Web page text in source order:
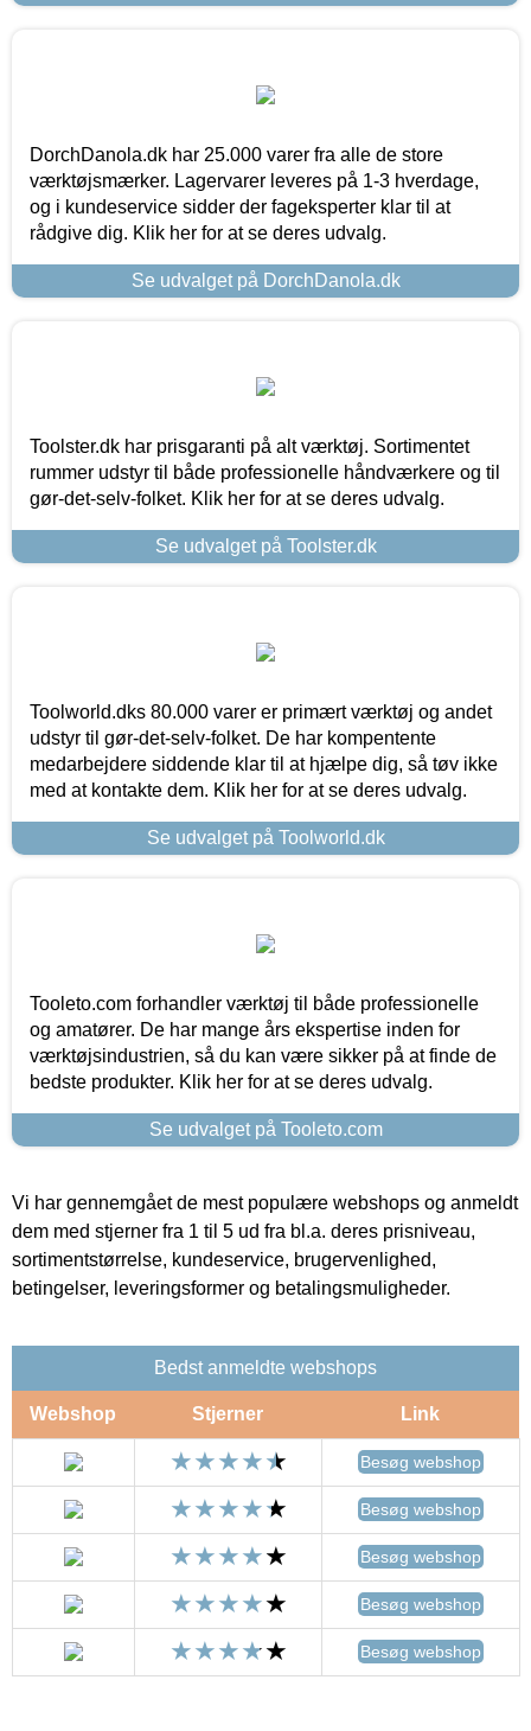
DorchDanola.dk har 25.000 varer fra alle de store
værktøjsmærker. Lagervarer leveres på 1-3 hverdage,
og i kundeservice sidder der fageksperter klar til at
rådgive dig. Klik her for at se deres udvalg.
Se udvalget på DorchDanola.dk
Toolster.dk har prisgaranti på alt værktøj. Sortimentet
rummer udstyr til både professionelle håndværkere og til
gør-det-selv-folket. Klik her for at se deres udvalg.
Se udvalget på Toolster.dk
Toolworld.dks 80.000 varer er primært værktøj og andet
udstyr til gør-det-selv-folket. De har kompentente
medarbejdere siddende klar til at hjælpe dig, så tøv ikke
med at kontakte dem. Klik her for at se deres udvalg.
Se udvalget på Toolworld.dk
Tooleto.com forhandler værktøj til både professionelle
og amatører. De har mange års ekspertise inden for
værktøjsindustrien, så du kan være sikker på at finde de
bedste produkter. Klik her for at se deres udvalg.
Se udvalget på Tooleto.com
Vi har gennemgået de mest populære webshops og anmeldt
dem med stjerner fra 1 til 5 ud fra bl.a. deres prisniveau,
sortimentstørrelse, kundeservice, brugervenlighed,
betingelser, leveringsformer og betalingsmuligheder.
Bedst anmeldte webshops
Webshop Stjerner Link
Besøg webshop
Besøg webshop
Besøg webshop
Besøg webshop
Besøg webshop